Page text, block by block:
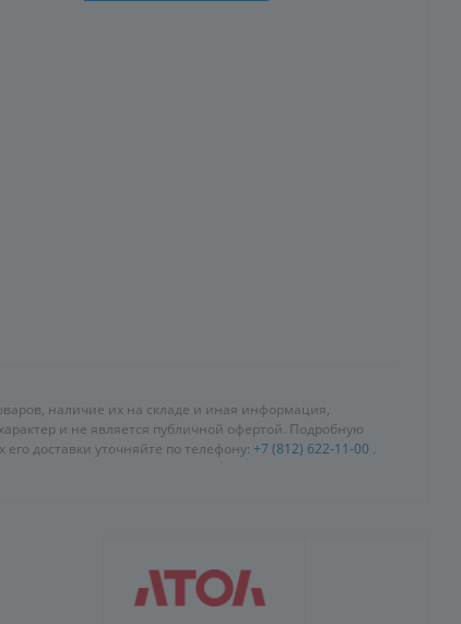
наличие их на складе и иная информация,
и не является публичной офертой. Подробную
доставки уточняйте по телефону: +7 (812) 622-11-00 .